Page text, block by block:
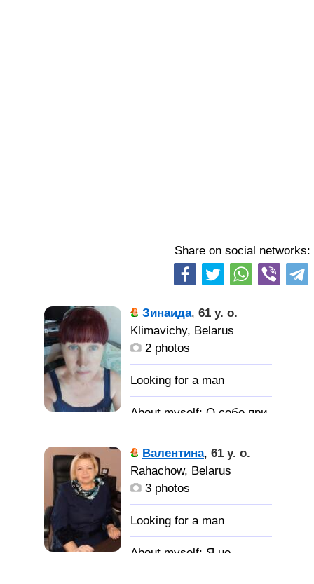
Share on social networks:
Зинаида, 61 y. o.
Klimavichy, Belarus
2 photos
О себе при
Мужчину
для жизни.
Валентина, 61 y. o.
Rahachow, Belarus
3 photos
Я не